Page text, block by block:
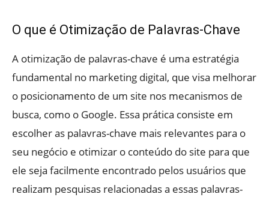
O que é Otimização de Palavras-Chave
A otimização de palavras-chave é uma estratégia
fundamental no marketing digital, que visa melhorar
o posicionamento de um site nos mecanismos de
busca, como o Google. Essa prática consiste em
escolher as palavras-chave mais relevantes para o
seu negócio e otimizar o conteúdo do site para que
ele seja facilmente encontrado pelos usuários que
realizam pesquisas relacionadas a essas palavras-